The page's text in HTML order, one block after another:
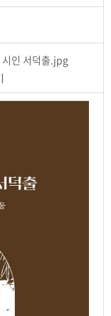
인 서덕출.jpg